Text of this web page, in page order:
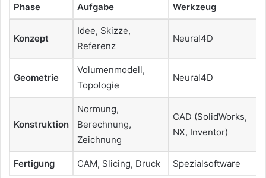
Phase Aufgabe Werkzeug
Konzept
Idee, Skizze,
Referenz
Neural4D
Geometrie
Volumenmodell,
Topologie
Neural4D
Konstruktion
Normung,
Berechnung,
Zeichnung
CAD (SolidWorks,
NX, Inventor)
Fertigung CAM, Slicing, Druck Spezialsoftware